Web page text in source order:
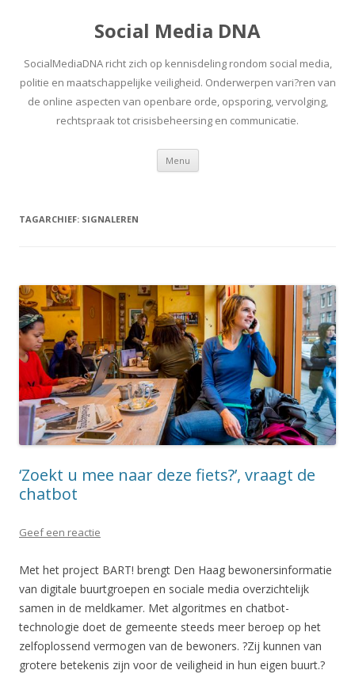
Social Media DNA
SocialMediaDNA richt zich op kennisdeling rondom social media,
politie en maatschappelijke veiligheid. Onderwerpen vari?ren van
de online aspecten van openbare orde, opsporing, vervolging,
rechtspraak tot crisisbeheersing en communicatie.
Menu Spring
inhoud
TAGARCHIEF: SIGNALEREN
‘Zoekt u mee naar deze fiets?’, vraagt de
chatbot
Geef een reactie
Met het project BART! brengt Den Haag bewonersinformatie
van digitale buurtgroepen en sociale media overzichtelijk
samen in de meldkamer. Met algoritmes en chatbot-
technologie doet de gemeente steeds meer beroep op het
zelfoplossend vermogen van de bewoners. ?Zij kunnen van
grotere betekenis zijn voor de veiligheid in hun eigen buurt.?